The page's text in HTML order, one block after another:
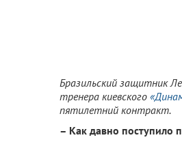
Бразильский защитник
тренера киевского
пятилетний контракт.
– Как давно поступило